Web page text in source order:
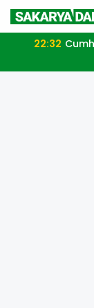
09:15Yurdumuzda bugün hava durumu raporu 7